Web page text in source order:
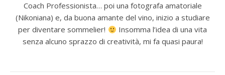
Coach Professionista… poi una fotografa amatoriale
(Nikoniana) e, da buona amante del vino, inizio a studiare
per diventare sommelier!
Insomma l’idea di una vita
senza alcuno sprazzo di creatività, mi fa quasi paura!